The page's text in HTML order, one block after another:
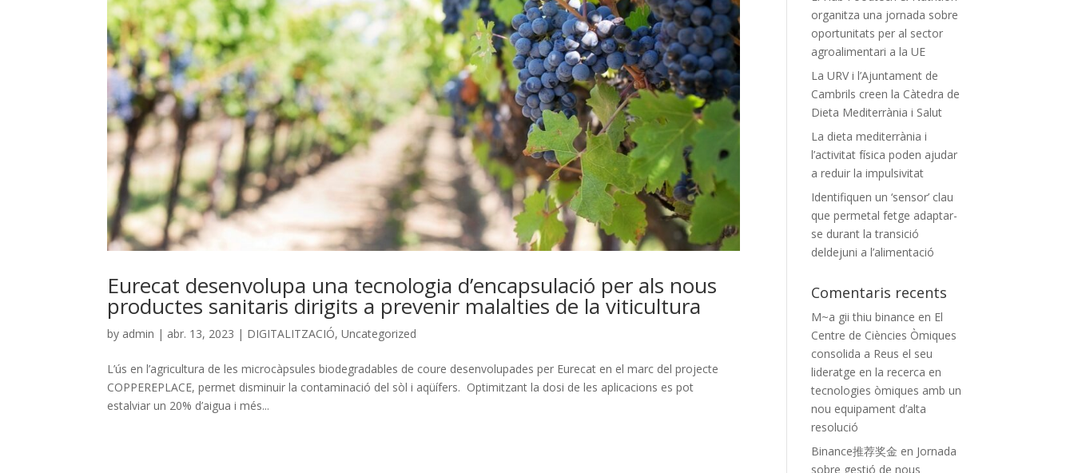
Eurecat desenvolupa una tecnologia d’encapsulació per als nous
productes sanitaris dirigits a prevenir malalties de la viticultura
by admin | abr. 13, 2023 | DIGITALITZACIÓ,Uncategorized
L’ús en l’agricultura de les microcàpsules biodegradables de coure desenvolupades per Eurecat en el marc del projecte
COPPEREPLACE, permet disminuir la contaminació del sòl i aqüífers. Optimitzant la dosi de les aplicacions es pot
estalviar un 20% d’aigua i més...
organitza una jornada sobre
oportunitats per al sector
agroalimentari a la UE
La URV i l’Ajuntament de
Cambrils creen la Càtedra de
Dieta Mediterrània i Salut
La dieta mediterrània i
l’activitat física poden ajudar
a reduir la impulsivitat
Identifiquen un ‘sensor’ clau
que permetal fetge adaptar-
se durant la transició
deldejuni a l’alimentació
Comentaris recents
M~a gii thiu binance en El
Centre de Ciències Òmiques
consolida a Reus el seu
lideratge en la recerca en
tecnologies òmiques amb un
nou equipament d’alta
resolució
Binance推荐奖金 en Jornada
sobre gestió de nous